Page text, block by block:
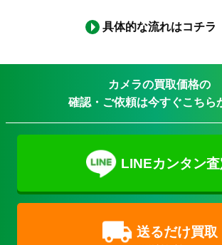
具体的な流れはコチラ
カメラの買取価格の
確認・ご依頼は今すぐこちら
LINEカンタン査
送るだけ買取